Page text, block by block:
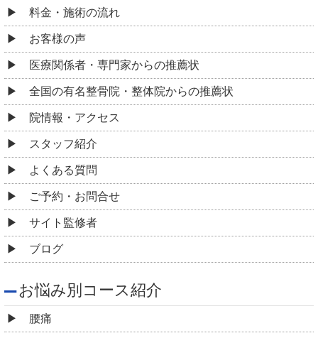
料金・施術の流れ
お客様の声
医療関係者・専門家からの推薦状
全国の有名整骨院・整体院からの推薦状
院情報・アクセス
スタッフ紹介
よくある質問
ご予約・お問合せ
サイト監修者
ブログ
お悩み別コース紹介
腰痛